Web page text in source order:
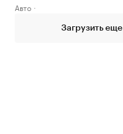
Авто
Загрузить еще